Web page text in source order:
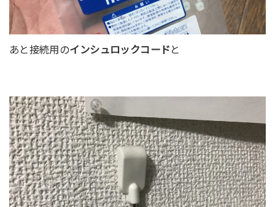
あと接続用のインシュロックコード と